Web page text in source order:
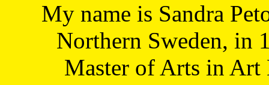
My name is Sandra
Northern Sweden, in
Master of Arts in Art